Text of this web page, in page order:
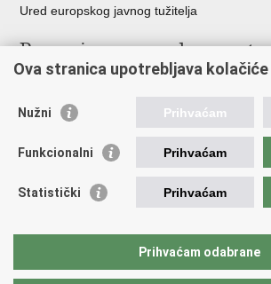
Ured europskog javnog tužitelja
Poveznice pravosudnog
Državno odvjetništvo
Ured za suzbijanje korupcije i organiziranog
Državno sudbeno vijeće
Državnoodvjetničko vijeće
Hrvatska odvjetnička komora
Europski pravosudni portal
Ova stranica upotrebljava kolačiće
Nužni Prihvaćam
Funkcionalni Prihvaćam
Statistički Prihvaćam
Prihvaćam odabrane